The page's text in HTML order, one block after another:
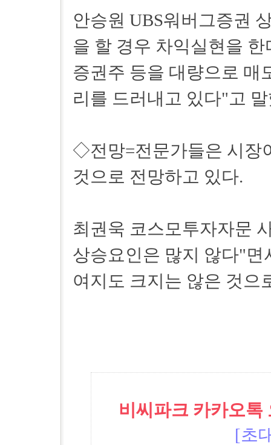
안승원 UBS워버그증권
을 할 경우 차익실현을
증권주 등을 대량으로 매
리를 드러내고 있다"고
◇전망=전문가들은 시장
것으로 전망하고 있다.
최권욱 코스모투자자문
상승요인은 많지 않다"면
여지도 크지는 않은 것으
비씨파크 카카오톡
[초